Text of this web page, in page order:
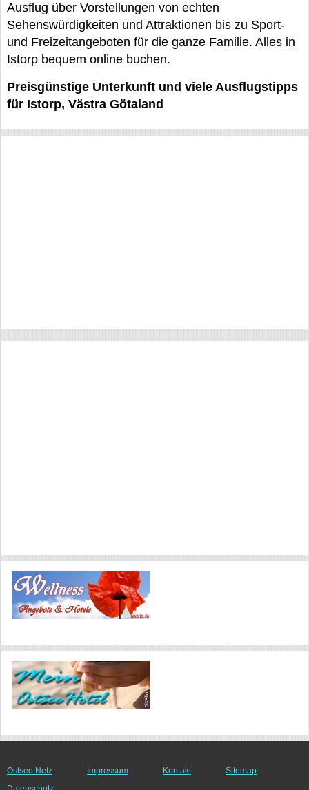
Ausflug über Vorstellungen von echten
Sehenswürdigkeiten und Attraktionen bis zu Sport-
und Freizeitangeboten für die ganze Familie. Alles in
Istorp bequem online buchen.
Preisgünstige Unterkunft und viele Ausflugstipps
für Istorp, Västra Götaland
Ostsee Netz Impressum Kontakt
Sitemap